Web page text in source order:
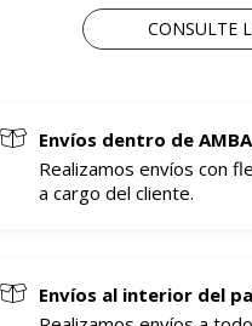
CONSULTE
Envíos dentro de AMBA
Realizamos envíos con
a cargo del cliente.
Envíos al interior del